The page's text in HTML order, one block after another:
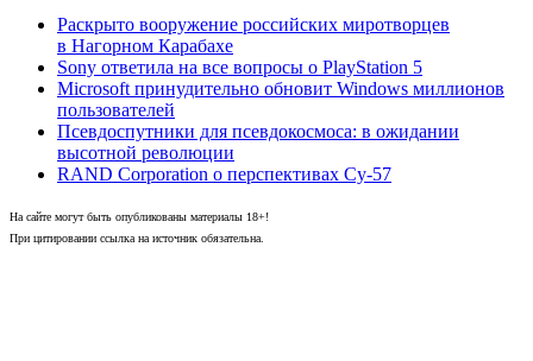
Раскрыто вооружение российских миротворцев
в Нагорном Карабахе
Sony ответила на все вопросы о PlayStation 5
Microsoft принудительно обновит Windows миллионов
пользователей
Псевдоспутники для псевдокосмоса: в ожидании
высотной революции
RAND Corporation о перспективах Су-57
На сайте могут быть опубликованы материалы 18+!
При цитировании ссылка на источник обязательна.